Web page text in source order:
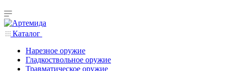
Каталог
Нарезное оружие
Гладкоствольное оружие
Травматическое оружие